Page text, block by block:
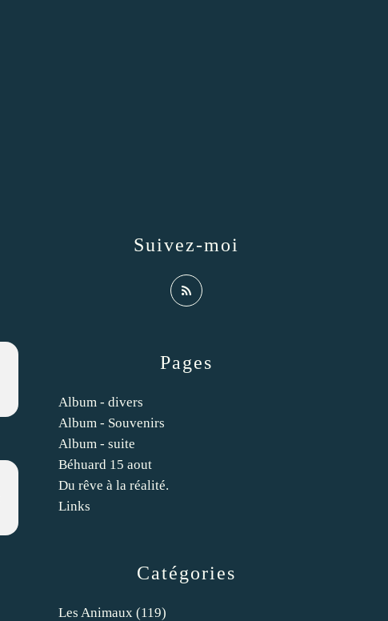
Catégories
Les Animaux (119)
Pages
Album - divers
Album - Souvenirs
Album - suite
Béhuard 15 aout
Du rêve à la réalité.
Links
Suivez-moi